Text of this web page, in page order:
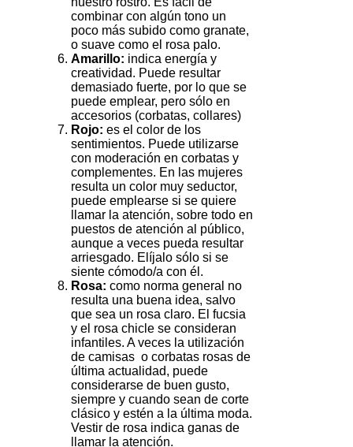
combinar con algún tono un
poco más subido como granate,
o suave como el rosa palo.
Amarillo: indica energía y
creatividad. Puede resultar
demasiado fuerte, por lo que se
puede emplear, pero sólo en
accesorios (corbatas, collares)
Rojo: es el color de los
sentimientos. Puede utilizarse
con moderación en corbatas y
complementes. En las mujeres
resulta un color muy seductor,
puede emplearse si se quiere
llamar la atención, sobre todo en
puestos de atención al público,
aunque a veces pueda resultar
arriesgado. Elíjalo sólo si se
siente cómodo/a con él.
Rosa: como norma general no
resulta una buena idea, salvo
que sea un rosa claro. El fucsia
y el rosa chicle se consideran
infantiles. A veces la utilización
de camisas o corbatas rosas de
última actualidad, puede
considerarse de buen gusto,
siempre y cuando sean de corte
clásico y estén a la última moda.
Vestir de rosa indica ganas de
llamar la atención.